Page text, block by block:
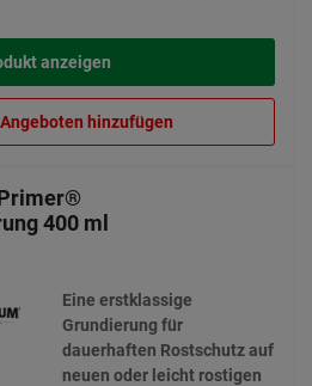
anzeigen
hinzufügen
400 ml
Eine erstklassige
Grundierung für
dauerhaften Rostschutz auf
neuen oder leicht rostigen